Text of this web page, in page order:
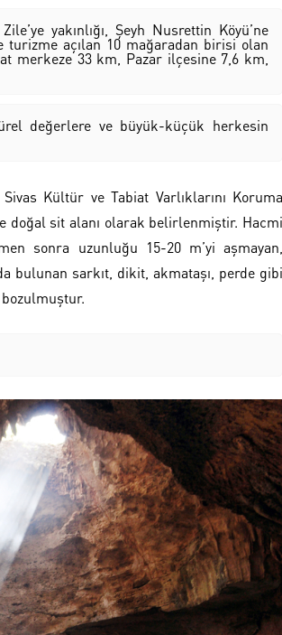
yakınlığı, Şeyh Nusrettin Köyü’ne
turizme açılan 10 mağaradan birisi olan
merkeze 33 km, Pazar ilçesine 7,6 km,
değerlere ve büyük-küçük herkesin
Kültür ve Tabiat Varlıklarını Koruma
doğal sit alanı olarak belirlenmiştir. Hacmi
sonra uzunluğu 15-20 m’yi aşmayan,
bulunan sarkıt, dikit, akmataşı, perde gibi